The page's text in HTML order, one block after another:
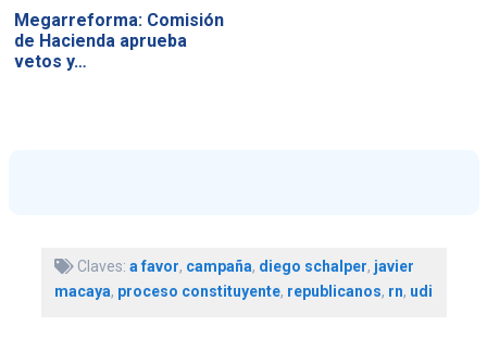
Megarreforma: Comisión
de Hacienda aprueba
vetos y…
Claves: a favor, campaña, diego schalper, javier
macaya, proceso constituyente, republicanos, rn, udi